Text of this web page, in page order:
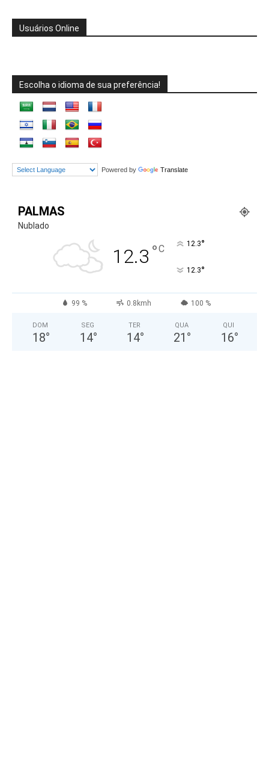
Usuários Online
Escolha o idioma de sua preferência!
Powered by Translate
PALMAS
Nublado
12.3 °C 12.3°
12.3°
99 % 0.8kmh 100 %
DOM
18°
SEG
14°
TER
14°
QUA
21 °
QUI
16°